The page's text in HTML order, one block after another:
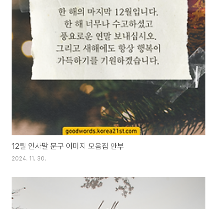
12월 인사말 문구 이미지 모음집 안부
2024. 11. 30.